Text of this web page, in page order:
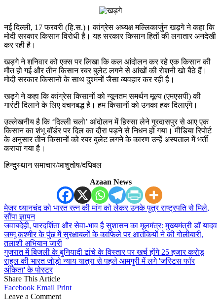
नई दिल्ली, 17 फरवरी (हि.स.)। कांग्रेस अध्यक्ष मल्लिकार्जुन खड़गे ने कहा कि
मोदी सरकार किसान विरोधी है। यह सरकार किसान हितों की लगातार अनदेखी
कर रही है।
खड़गे ने शनिवार को एक्स पर लिखा कि कल आंदोलन कर रहे एक किसान की
मौत हो गई और तीन किसान रबर बुलेट लगने से आंखों की रोशनी खो बैठे हैं।
मोदी सरकार किसानों के साथ दुश्मनों जैसा व्यवहार कर रही है।
खड़गे ने कहा कि कांग्रेस किसानों को न्यूनतम समर्थन मूल्य (एमएसपी) की
गारंटी दिलाने के लिए वचनबद्ध है। हम किसानों को उनका हक दिलाएंगे।
उल्लेखनीय है कि ‘दिल्ली चलो’ आंदोलन में हिस्सा लेने गुरदासपुर से आए एक
किसान का शंभू बॉर्डर पर दिल का दौरा पड़ने से निधन हो गया। मीडिया रिपोर्ट
के अनुसार तीन किसानों को रबर बुलेट लगने के कारण उन्हें अस्पताल में भर्ती
कराया गया है।
हिन्दुस्थान समाचार/आशुतोष/दधिबल
Azaan News
मेजर ध्यानचंद को भारत रत्न की मांग को लेकर उनके पुत्र राष्ट्रपति से मिले,
सौंपा ज्ञापन
जवाबदेही, पारदर्शिता और सेवा-भाव है सुशासन का मूलमंत्र: मुख्यमंत्री डॉ यादव
जम्मू कश्मीर के पुंछ में सुरक्षाबलों के काफिले पर आतंकियों ने की गोलीबारी,
तलाशी अभियान जारी
गुजरात में बिजली के बुनियादी ढांचे के विस्तार पर खर्च होंगे 25 हजार करोड़
राहुल की भारत जोड़ो न्याय यात्रा से पहले आमगुरी में लगे 'जस्टिस फॉर
अंकिता' के पोस्टर
Share This Article
Facebook Email Print
Leave a Comment